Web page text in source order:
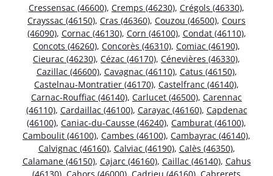
Cressensac (46600), Cremps (46230), Crégols (46330),
Crayssac (46150), Cras (46360), Couzou (46500), Cours
(46090), Cornac (46130), Corn (46100), Condat (46110),
Concots (46260), Concorès (46310), Comiac (46190),
Cieurac (46230), Cézac (46170), Cénevières (46330),
Cazillac (46600), Cavagnac (46110), Catus (46150),
Castelnau-Montratier (46170), Castelfranc (46140),
Carnac-Rouffiac (46140), Carlucet (46500), Carennac
(46110), Cardaillac (46100), Carayac (46160), Capdenac
(46100), Caniac-du-Causse (46240), Camburat (46100),
Camboulit (46100), Cambes (46100), Cambayrac (46140),
Calvignac (46160), Calviac (46190), Calès (46350),
Calamane (46150), Cajarc (46160), Caillac (46140), Cahus